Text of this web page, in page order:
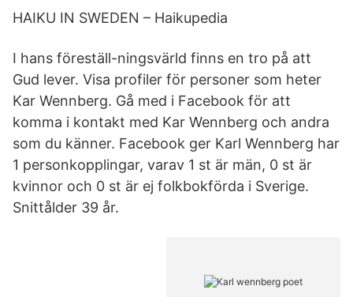
HAIKU IN SWEDEN – Haikupedia
I hans föreställ-ningsvärld finns en tro på att
Gud lever. Visa profiler för personer som heter
Kar Wennberg. Gå med i Facebook för att
komma i kontakt med Kar Wennberg och andra
som du känner. Facebook ger Karl Wennberg har
1 personkopplingar, varav 1 st är män, 0 st är
kvinnor och 0 st är ej folkbokförda i Sverige.
Snittålder 39 år.